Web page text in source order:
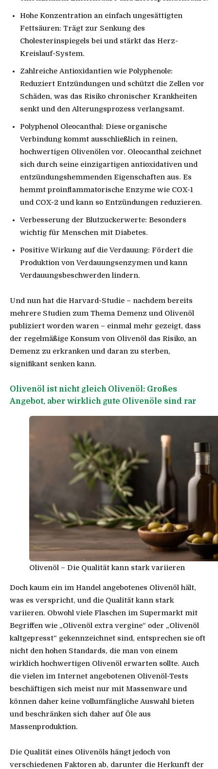
Hohe Konzentration an einfach ungesättigten
Fettsäuren: Trägt zur Senkung des
Cholesterinspiegels bei und stärkt das Herz-
Kreislauf-System.
Zahlreiche Antioxidantien wie Polyphenole:
Reduziert Entzündungen und schützt die Zellen vor
Schäden, was das Risiko chronischer Krankheiten
senkt und den Alterungsprozess verlangsamt.
Polyphenol Oleocanthal: Diese organische
Verbindung kommt ausschließlich in reinen,
hochwertigen Olivenölen vor. Oleocanthal zeichnet
sich durch seine einzigartigen antioxidativen und
entzündungshemmenden Eigenschaften aus. Es
hemmt proinflammatorische Enzyme wie COX-1
und COX-2 und kann so Entzündungen reduzieren.
Verbesserung der Blutzuckerwerte: Besonders
wichtig für Menschen mit Diabetes.
Positive Wirkung auf die Verdauung: Fördert die
Produktion von Verdauungsenzymen und kann
Verdauungsbeschwerden lindern.
Und nun hat die Harvard-Studie – nachdem bereits
mehrere Studien zum Thema Demenz und Olivenöl
publiziert worden waren – einmal mehr gezeigt, dass
der regelmäßige Konsum von Olivenöl das Risiko, an
Demenz zu erkranken und daran zu sterben,
signifikant senken kann.
Olivenöl ist nicht gleich Olivenöl: Großes
Angebot, aber wirklich gute Olivenöle sind rar
Olivenöl – Die Qualität kann stark variieren
Doch kaum ein im Handel angebotenes Olivenöl hält,
was es verspricht, und die Qualität kann stark
variieren. Obwohl viele Flaschen im Supermarkt mit
Begriffen wie „Olivenöl extra vergine“ oder „Olivenöl
kaltgepresst“ gekennzeichnet sind, entsprechen sie oft
nicht den hohen Standards, die man von einem
wirklich hochwertigen Olivenöl erwarten sollte. Auch
die vielen im Internet angebotenen Olivenöl-Tests
beschäftigen sich meist nur mit Massenware und
können daher keine vollumfängliche Auswahl bieten
und beschränken sich daher auf Öle aus
Massenproduktion.
Die Qualität eines Olivenöls hängt jedoch von
verschiedenen Faktoren ab, darunter die Herkunft der